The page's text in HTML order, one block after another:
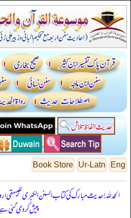
Eng
Ur-Latn
Book Store
الحمدللہ! حدیث مبارک کی کتاب السنن الكبرى
پیش کر دی گئی